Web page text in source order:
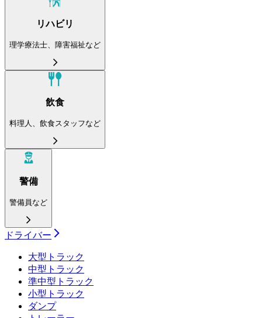
リハビリ
理学療法士、障害福祉など
飲食
料理人、飲食スタッフなど
警備
警備員など
ドライバー
大型トラック
中型トラック
準中型トラック
小型トラック
ダンプ